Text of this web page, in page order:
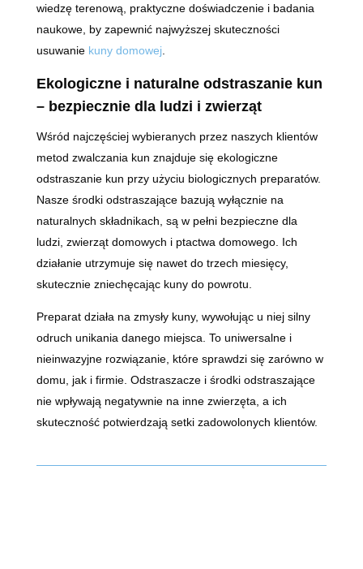
wiedzę terenową, praktyczne doświadczenie i badania
naukowe, by zapewnić najwyższej skuteczności
usuwanie kuny domowej.
Ekologiczne i naturalne odstraszanie kun
– bezpiecznie dla ludzi i zwierząt
Wśród najczęściej wybieranych przez naszych klientów
metod zwalczania kun znajduje się ekologiczne
odstraszanie kun przy użyciu biologicznych preparatów.
Nasze środki odstraszające bazują wyłącznie na
naturalnych składnikach, są w pełni bezpieczne dla
ludzi, zwierząt domowych i ptactwa domowego. Ich
działanie utrzymuje się nawet do trzech miesięcy,
skutecznie zniechęcając kuny do powrotu.
Preparat działa na zmysły kuny, wywołując u niej silny
odruch unikania danego miejsca. To uniwersalne i
nieinwazyjne rozwiązanie, które sprawdzi się zarówno w
domu, jak i firmie. Odstraszacze i środki odstraszające
nie wpływają negatywnie na inne zwierzęta, a ich
skuteczność potwierdzają setki zadowolonych klientów.